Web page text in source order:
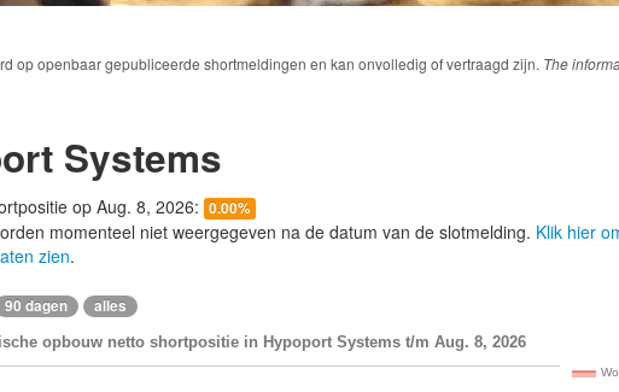
op openbaar gepubliceerde shortmeldingen en kan onvolledig of vertraagd zijn. The
Systems
op Aug. 8, 2026: 0.00%
momenteel niet weergegeven na de datum van de slotmelding. Klik hier
zien.
90 dagen alles
opbouw netto shortpositie in Hypoport Systems t/m Aug. 8, 2026